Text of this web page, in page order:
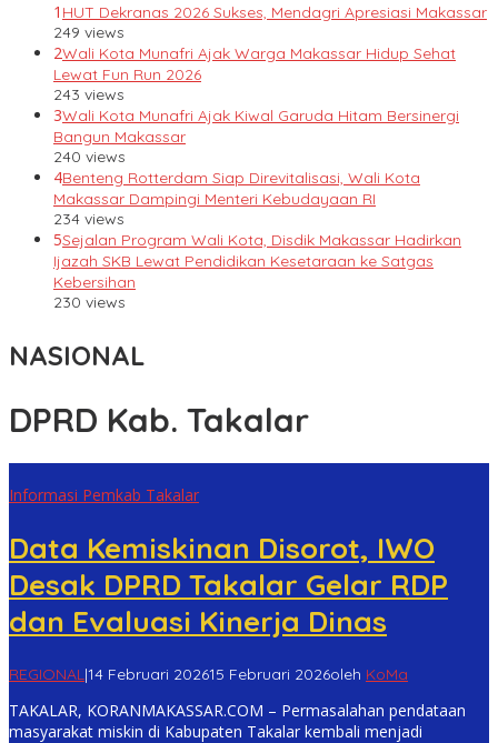
1 HUT Dekranas 2026 Sukses, Mendagri Apresiasi Makassar
249 views
2Wali Kota Munafri Ajak Warga Makassar Hidup Sehat
Lewat Fun Run 2026
243 views
3Wali Kota Munafri Ajak Kiwal Garuda Hitam Bersinergi
Bangun Makassar
240 views
4Benteng Rotterdam Siap Direvitalisasi, Wali Kota
Makassar Dampingi Menteri Kebudayaan RI
234 views
5Sejalan Program Wali Kota, Disdik Makassar Hadirkan
Ijazah SKB Lewat Pendidikan Kesetaraan ke Satgas
Kebersihan
230 views
NASIONAL
DPRD Kab. Takalar
Informasi Pemkab Takalar
Data Kemiskinan Disorot, IWO
Desak DPRD Takalar Gelar RDP
dan Evaluasi Kinerja Dinas
REGIONAL |14 Februari 202615 Februari 2026oleh KoMa
TAKALAR, KORANMAKASSAR.COM – Permasalahan pendataan
masyarakat miskin di Kabupaten Takalar kembali menjadi